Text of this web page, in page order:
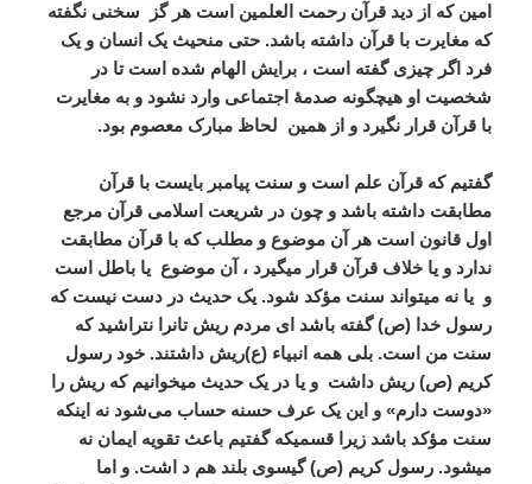
امین که از دید قرآن رحمت العلمین است هر گز
سخنی نگفته
که مغایرت با قرآن داشته باشد. حتی منحیث یک انسان و یک
فرد اگر چیزی گفته است ، برایش الهام شده است تا در
شخصیت او هیچگونه صدمۀ اجتماعی وارد نشود و به مغایرت
با قرآن قرار نگیرد و از همین لحاظ مبارک معصوم بود.
گفتیم که قرآن علم است و سنت پیامبر بایست با قرآن
مطابقت داشته باشد و چون در شریعت اسلامی قرآن مرجع
اول قانون است هر آن موضوع و مطلب که با قرآن مطابقت
ندارد و یا خلاف قرآن قرار میگیرد ، آن موضوع یا باطل است
و یا نه میتواند سنت مؤکد شود. یک حدیث در دست نیست که
رسول خدا (ص) گفته باشد ای مردم ریش تانرا نتراشید که
سنت من است. بلی همه انبیاء (ع)ریش داشتند. خود رسول
کریم (ص) ریش داشت و یا در یک حدیث میخوانیم که ریش را
«دوست دارم» و این یک عرف حسنه حساب می‌شود نه اینکه
سنت مؤکد باشد زیرا قسمیکه گفتیم باعث تقویه ایمان نه
میشود. رسول کریم (ص) گیسوی بلند هم د اشت. و اما